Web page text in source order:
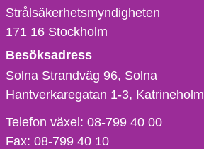
Strålsäkerhetsmyndigheten
171 16 Stockholm
Besöksadress
Solna Strandväg 96, Solna
Hantverkaregatan 1-3 Katrineholm
Telefon,
fax
Telefon växel:08-799 40 00
Fax:08-799 40 10